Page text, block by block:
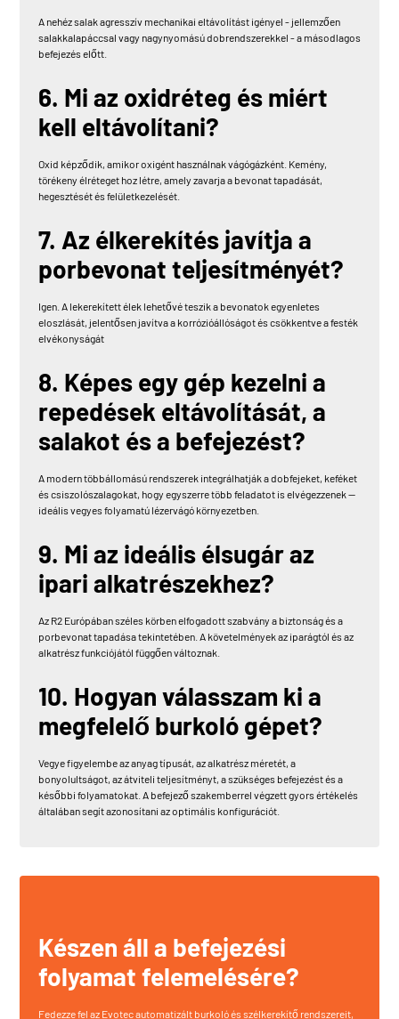
A nehéz salak agresszív mechanikai eltávolítást igényel - jellemzően
salakkalapáccsal vagy nagynyomású dobrendszerekkel - a másodlagos
befejezés előtt.
6. Mi az oxidréteg és miért
kell eltávolítani?
Oxid képződik, amikor oxigént használnak vágógázként. Kemény,
törékeny élréteget hoz létre, amely zavarja a bevonat tapadását,
hegesztését és felületkezelését.
7. Az élkerekítés javítja a
porbevonat teljesítményét?
Igen. A lekerekített élek lehetővé teszik a bevonatok egyenletes
eloszlását, jelentősen javítva a korrózióállóságot és csökkentve a festék
elvékonyságát
8. Képes egy gép kezelni a
repedések eltávolítását, a
salakot és a befejezést?
A modern többállomású rendszerek integrálhatják a dobfejeket, keféket
és csiszolószalagokat, hogy egyszerre több feladatot is elvégezzenek —
ideális vegyes folyamatú lézervágó környezetben.
9. Mi az ideális élsugár az
ipari alkatrészekhez?
Az R2 Európában széles körben elfogadott szabvány a biztonság és a
porbevonat tapadása tekintetében. A követelmények az iparágtól és az
alkatrész funkciójától függően változnak.
10. Hogyan válasszam ki a
megfelelő burkoló gépet?
Vegye figyelembe az anyag típusát, az alkatrész méretét, a
bonyolultságot, az átviteli teljesítményt, a szükséges befejezést és a
későbbi folyamatokat. A befejező szakemberrel végzett gyors értékelés
általában segít azonosítani az optimális konfigurációt.
Készen áll a befejezési
folyamat felemelésére?
Fedezze fel az Evotec automatizált burkoló és szélkerekítő rendszereit,